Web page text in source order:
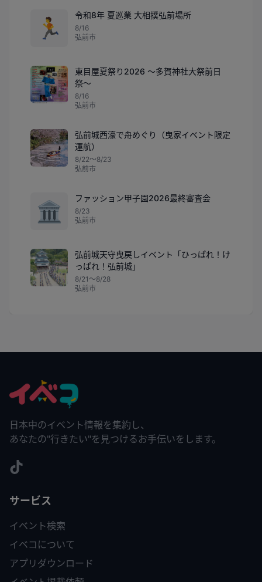
🏃
令和8年 夏巡業 大相撲弘前場所
8/16
弘前市
東目屋夏祭り2026 〜多賀神社大祭前日
祭〜
8/16
弘前市
弘前城西濠で舟めぐり（曳家イベント限定
運航）
8/22〜8/23
弘前市
🏛️
ファッション甲子園2026最終審査会
8/23
弘前市
弘前城天守曳戻しイベント「ひっぱれ！け
っぱれ！弘前城」
8/21〜8/28
弘前市
日本中のイベント情報を集約し、
あなたの"行きたい"を見つけるお手伝いをします。
サービス
イベント検索
イベコについて
アプリダウンロード